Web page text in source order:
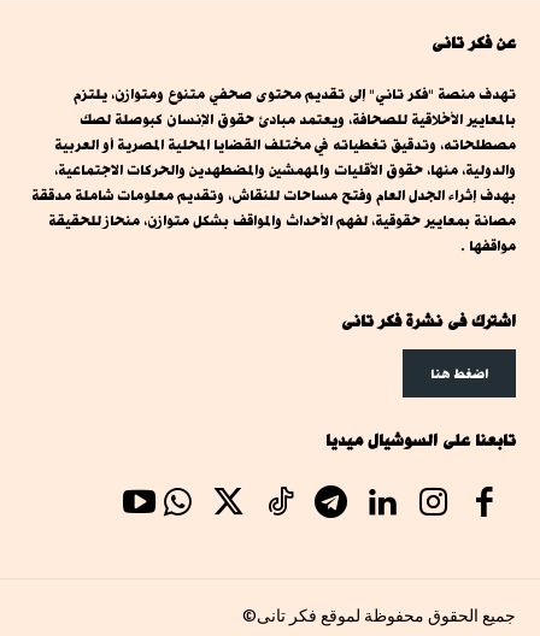
عن فكر تانى
تهدف منصة "فكر تاني" إلى تقديم محتوى صحفي متنوع ومتوازن، يلتزم
بالمعايير الأخلاقية للصحافة، ويعتمد مبادئ حقوق الإنسان كبوصلة لصك
مصطلحاته، وتدقيق تغطياته في مختلف القضايا المحلية المصرية أو العربية
والدولية، منها، حقوق الأقليات والمهمشين والمضطهدين والحركات الاجتماعية،
بهدف إثراء الجدل العام وفتح مساحات للنقاش، وتقديم معلومات شاملة مدققة
مصانة بمعايير حقوقية، لفهم الأحداث والمواقف بشكل متوازن، منحاز للحقيقة
مواقفها .
اشترك فى نشرة فكر تانى
اضغط هنا
تابعنا على السوشيال ميديا
جميع الحقوق محفوظة لموقع فكر تانى©